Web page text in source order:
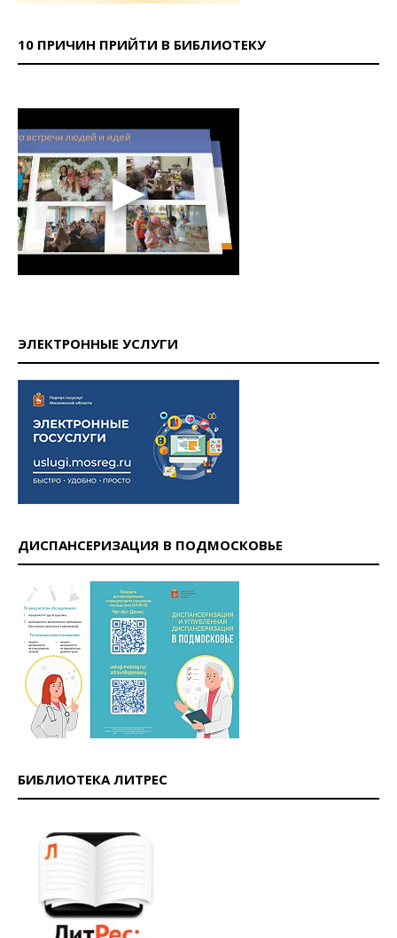
10 ПРИЧИН ПРИЙТИ В БИБЛИОТЕКУ
ЭЛЕКТРОННЫЕ УСЛУГИ
ДИСПАНСЕРИЗАЦИЯ В ПОДМОСКОВЬЕ
БИБЛИОТЕКА ЛИТРЕС